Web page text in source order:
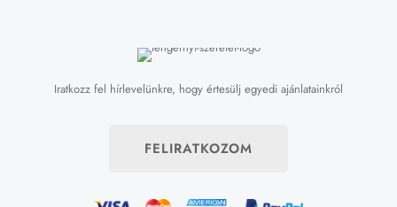
Iratkozz fel hírlevelünkre, hogy értesülj egyedi ajánlatainkról
FELIRATKOZOM